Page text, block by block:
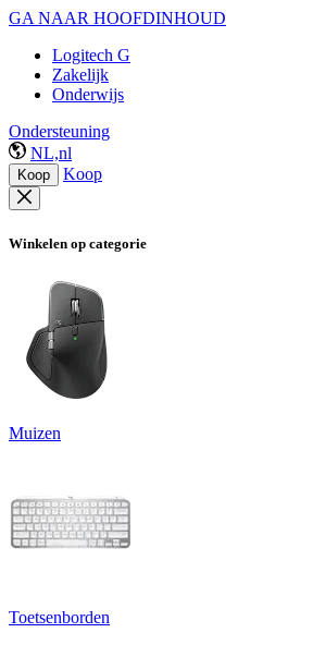
GA NAAR HOOFDINHOUD
Logitech G
Zakelijk
Onderwijs
Ondersteuning
NL,nl
Koop Koop
Winkelen op categorie
Muizen
Toetsenborden